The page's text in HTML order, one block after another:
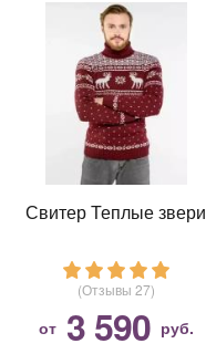
Свитер Теплые звери
(Отзывы 27)
от 3 590 руб.